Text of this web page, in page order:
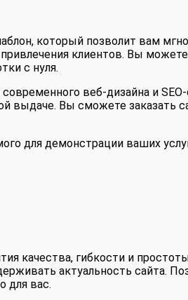
который позволит вам
клиентов. Вы можете
с нуля.
веб-дизайна и
выдаче. Вы сможете заказать
для демонстрации ваших
качества, гибкости и
актуальность сайта.
для вас.